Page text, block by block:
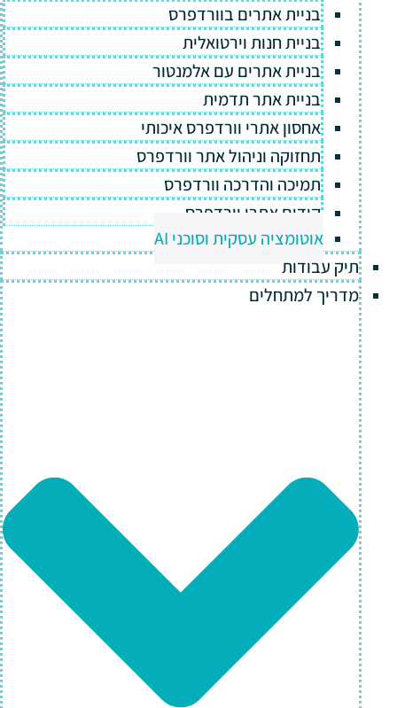
בניית אתרים בוורדפרס
בניית חנות וירטואלית
בניית אתרים עם אלמנטור
בניית אתר תדמית
אחסון אתרי וורדפרס איכותי
תחזוקה וניהול אתר וורדפרס
תמיכה והדרכה וורדפרס
קידום אתרי וורדפרס
אוטומציה עסקית וסוכני AI
תיק עבודות
מדריך למתחלים